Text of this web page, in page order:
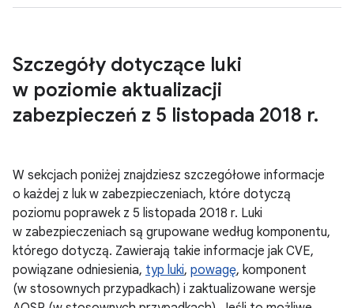
Szczegóły dotyczące luki
w poziomie aktualizacji
zabezpieczeń z 5 listopada 2018 r.
W sekcjach poniżej znajdziesz szczegółowe informacje
o każdej z luk w zabezpieczeniach, które dotyczą
poziomu poprawek z 5 listopada 2018 r. Luki
w zabezpieczeniach są grupowane według komponentu,
którego dotyczą. Zawierają takie informacje jak CVE,
powiązane odniesienia, typ luki, powagę, komponent
(w stosownych przypadkach) i zaktualizowane wersje